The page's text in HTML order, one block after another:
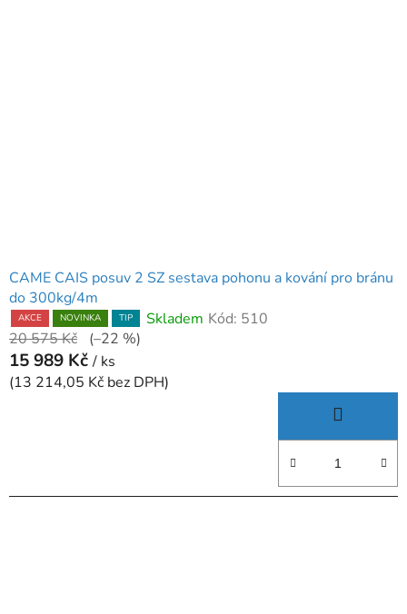
CAME CAIS posuv 2 SZ sestava pohonu a kování pro bránu
do 300kg/4m
AKCE NOVINKA TIP Skladem Kód: 510
20 575 Kč
(–22 %)
15 989 Kč / ks
(13 214,05 Kč bez DPH)